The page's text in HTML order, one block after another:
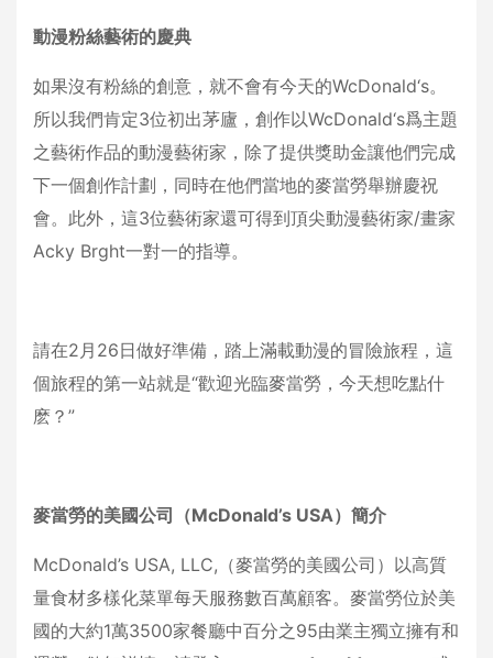
動漫粉絲藝術的慶典
如果沒有粉絲的創意，就不會有今天的WcDonald‘s。
所以我們肯定3位初出茅廬，創作以WcDonald‘s爲主題
之藝術作品的動漫藝術家，除了提供獎助金讓他們完成
下一個創作計劃，同時在他們當地的麥當勞舉辦慶祝
會。此外，這3位藝術家還可得到頂尖動漫藝術家/畫家
Acky Brght一對一的指導。
請在2月26日做好準備，踏上滿載動漫的冒險旅程，這
個旅程的第一站就是“歡迎光臨麥當勞，今天想吃點什
麽？”
麥當勞的美國公司（McDonald’s USA）簡介
McDonald’s USA, LLC,（麥當勞的美國公司）以高質
量食材多樣化菜單每天服務數百萬顧客。麥當勞位於美
國的大約1萬3500家餐廳中百分之95由業主獨立擁有和